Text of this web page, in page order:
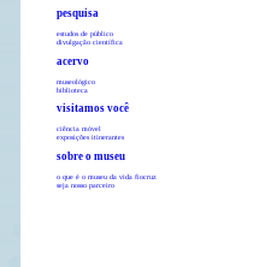
pesquisa
estudos de público
divulgação científica
acervo
museológico
biblioteca
visitamos você
ciência móvel
exposições itinerantes
sobre o museu
o que é o museu da vida fiocruz
seja nosso parceiro